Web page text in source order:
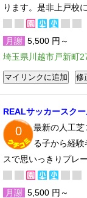
ります。是非上戸校
月謝 5,500 円～
埼玉県川越市戸新町
REALサッカースク
0
最新の人工
る子から経
スで思いっきりプレ
月謝 5,500 円～